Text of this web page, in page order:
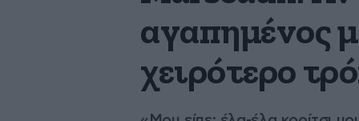
αγαπημένος
χειρότερο